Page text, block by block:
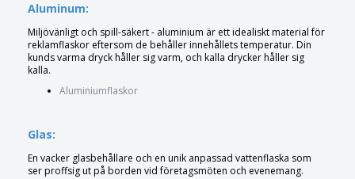
Aluminum:
Miljövänligt och spill-säkert - aluminium är ett idealiskt material för
reklamflaskor eftersom de behåller innehållets temperatur. Din
kunds varma dryck håller sig varm, och kalla drycker håller sig
kalla.
Aluminiumflaskor
Glas:
En vacker glasbehållare och en unik anpassad vattenflaska som
ser proffsig ut på borden vid företagsmöten och evenemang.